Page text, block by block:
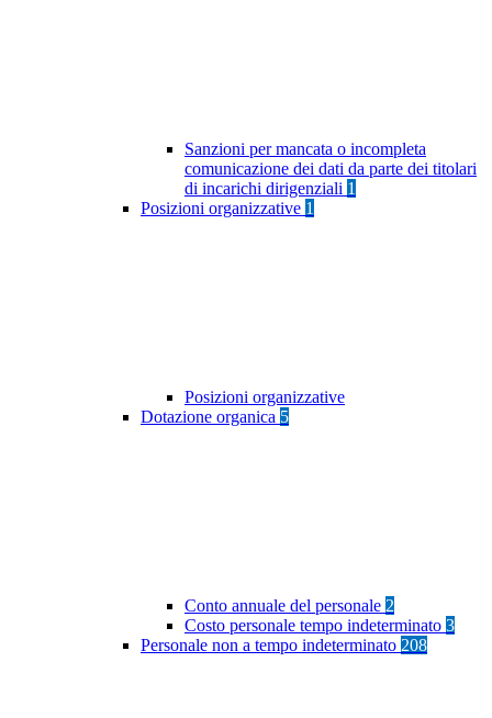
Sanzioni per mancata o incompleta
comunicazione dei dati da parte dei titolari
di incarichi dirigenziali 1
Posizioni organizzative 1
Posizioni organizzative
Dotazione organica 5
Conto annuale del personale 2
Costo personale tempo indeterminato 3
Personale non a tempo indeterminato 208